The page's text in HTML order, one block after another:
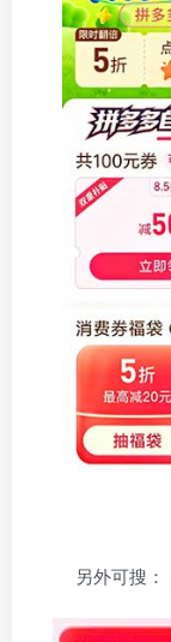
另外可搜：